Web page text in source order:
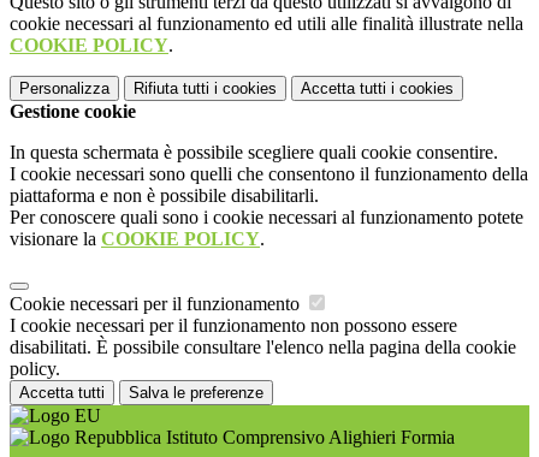
cookie necessari al funzionamento ed utili alle finalità illustrate nella
COOKIE POLICY.
Personalizza Rifiuta tutti i cookies Accetta tutti i cookies
Gestione cookie
In questa schermata è possibile scegliere quali cookie consentire.
I cookie necessari sono quelli che consentono il funzionamento della
piattaforma e non è possibile disabilitarli.
Per conoscere quali sono i cookie necessari al funzionamento potete
visionare la COOKIE POLICY.
Cookie necessari per il funzionamento
I cookie necessari per il funzionamento non possono essere
disabilitati. È possibile consultare l'elenco nella pagina della cookie
policy.
Accetta tutti Salva le preferenze
Istituto Comprensivo Alighieri Formia